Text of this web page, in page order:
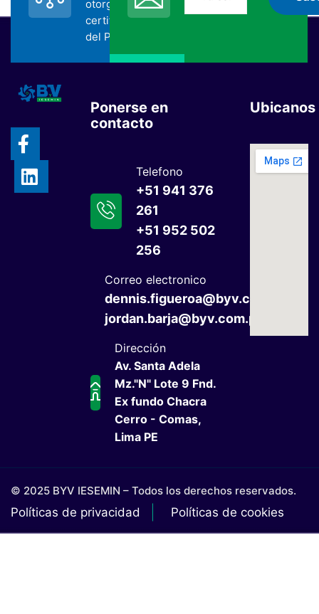
otorgada por la
certificadora SGS
del Perú.
de BYV
Ponerse en
contacto
Telefono
+51 941 376
261
+51 952 502
256
Correo electronico
dennis.figueroa@byv.com.pe
jordan.barja@byv.com.pe
Dirección
Av. Santa Adela
Mz."N" Lote 9 Fnd.
Ex fundo Chacra
Cerro - Comas,
Lima PE
Ubicanos
© 2025 BYV IESEMIN – Todos los derechos reservados.
Políticas de privacidad Políticas de cookies